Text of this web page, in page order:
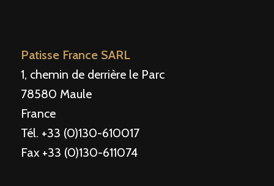
Patisse France SARL
1, chemin de derrière le Parc
78580 Maule
France
Tél. +33 (0)130-610017
Fax +33 (0)130-611074